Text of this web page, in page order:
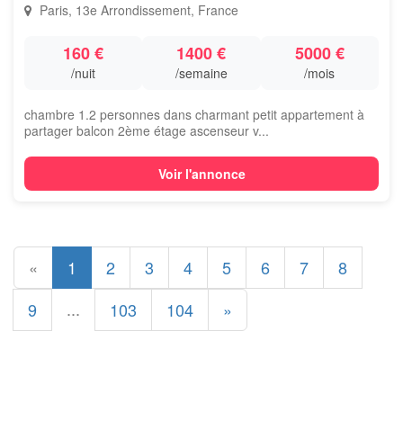
Paris, 13e Arrondissement, France
160 €
/nuit
1400 €
/semaine
5000 €
/mois
chambre 1.2 personnes dans charmant petit appartement à
partager balcon 2ème étage ascenseur v...
Voir l'annonce
« 1 2 3 4 5 6 7
8
9
... 103 104 »